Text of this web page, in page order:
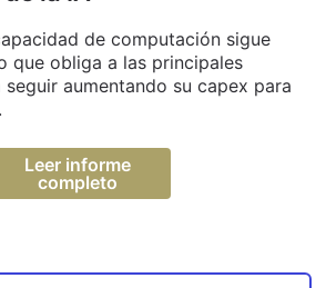
de computación sigue
que obliga a las principales
aumentando su capex para
Leer informe
completo